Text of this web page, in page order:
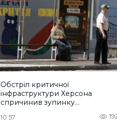
Обстріл критичної
інфраструктури Херсона
спричинив зупинку
зв'язком
10:57